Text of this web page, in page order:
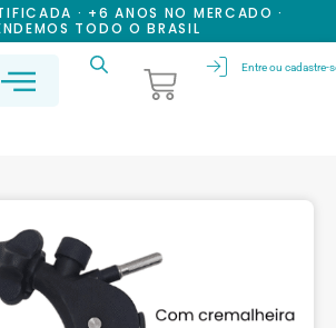
· +6 ANOS NO MERCADO ·
TODO O BRASIL
Entre ou cadastre-